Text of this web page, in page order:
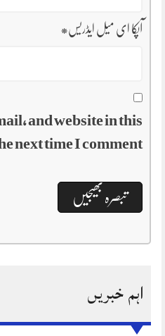
آپکا ای میل ایڈریس*
and website in this
next time I comment.
اہم خبریں